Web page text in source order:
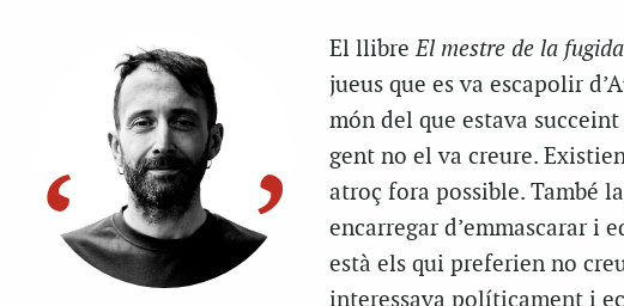
El llibreEl mestre de la fugida
jueus que es va escapolir
món del que estava
gent no el va creure.
atroç fora possible. També
encarregar d’emmascarar i
està els qui preferien no
interessava políticament i